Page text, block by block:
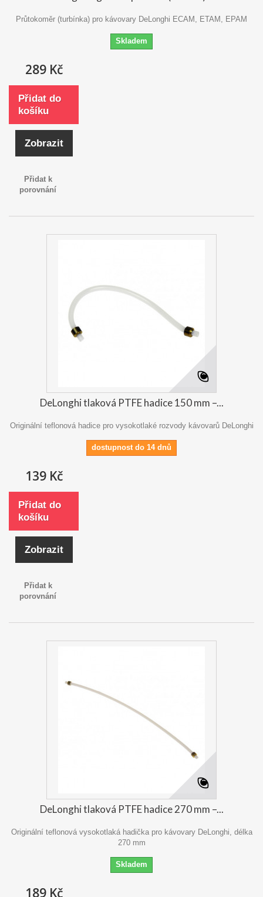
Průtokoměr (turbínka) pro kávovary DeLonghi ECAM, ETAM, EPAM
Skladem
289 Kč
Přidat do
košíku
Zobrazit
Přidat k
porovnání
DeLonghi tlaková PTFE hadice 150 mm –...
Originální teflonová hadice pro vysokotlaké rozvody kávovarů DeLonghi
dostupnost do 14 dnů
139 Kč
Přidat do
košíku
Zobrazit
Přidat k
porovnání
DeLonghi tlaková PTFE hadice 270 mm –...
Originální teflonová vysokotlaká hadička pro kávovary DeLonghi, délka
270 mm
Skladem
189 Kč